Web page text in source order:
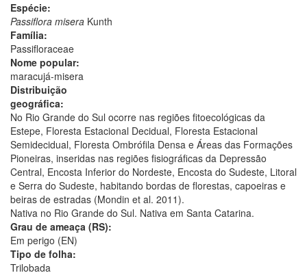
Espécie:
Passiflora misera Kunth
Família:
Passifloraceae
Nome popular:
maracujá-misera
Distribuição
geográfica:
No Rio Grande do Sul ocorre nas regiões fitoecológicas da
Estepe, Floresta Estacional Decidual, Floresta Estacional
Semidecidual, Floresta Ombrófila Densa e Áreas das Formações
Pioneiras, inseridas nas regiões fisiográficas da Depressão
Central, Encosta Inferior do Nordeste, Encosta do Sudeste, Litoral
e Serra do Sudeste, habitando bordas de florestas, capoeiras e
beiras de estradas (Mondin et al. 2011).
Nativa no Rio Grande do Sul. Nativa em Santa Catarina.
Grau de ameaça (RS):
Em perigo (EN)
Tipo de folha:
Trilobada